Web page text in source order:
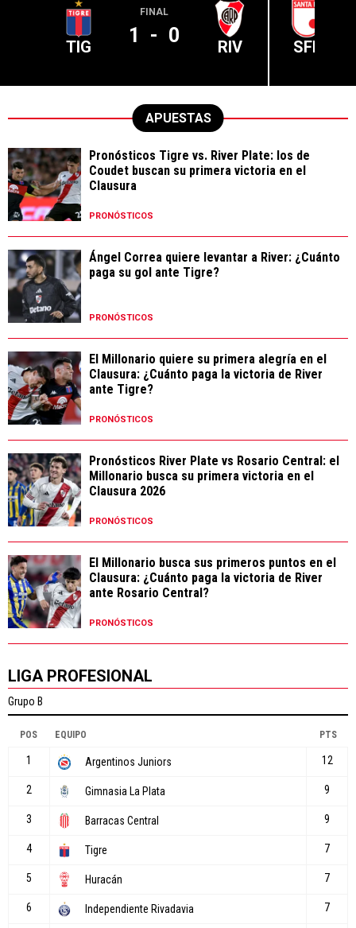
TIG
FINAL
1 - 0 RIV SFE
APUESTAS
Pronósticos Tigre vs. River Plate: los de
Coudet buscan su primera victoria en el
Clausura
PRONÓSTICOS
Ángel Correa quiere levantar a River: ¿Cuánto
paga su gol ante Tigre?
PRONÓSTICOS
El Millonario quiere su primera alegría en el
Clausura: ¿Cuánto paga la victoria de River
ante Tigre?
PRONÓSTICOS
Pronósticos River Plate vs Rosario Central: el
Millonario busca su primera victoria en el
Clausura 2026
PRONÓSTICOS
El Millonario busca sus primeros puntos en el
Clausura: ¿Cuánto paga la victoria de River
ante Rosario Central?
PRONÓSTICOS
LIGA PROFESIONAL